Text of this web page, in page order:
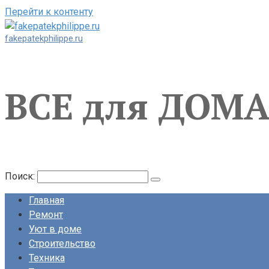
Перейти к контенту
fakepatekphilippe.ru
ВСЕ для
Поиск:
Главная
Ремонт
Уют в доме
Строительство
Техника